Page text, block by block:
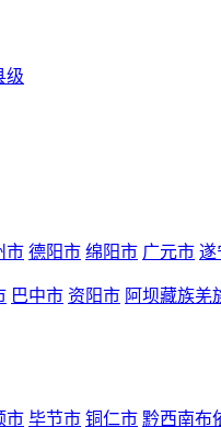
级
市 德阳市 绵阳市 广元市 遂
巴中市 资阳市 阿坝藏族羌
市 毕节市 铜仁市 黔西南布